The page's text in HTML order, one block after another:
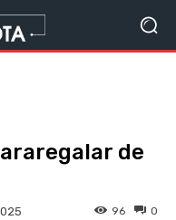
de
0
96